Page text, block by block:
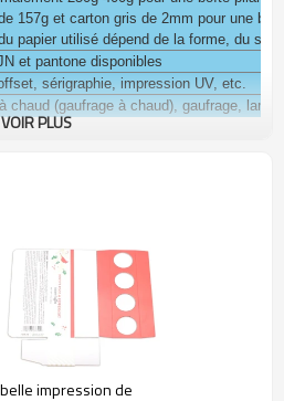
157g et carton gris de 2mm pour une
du papier utilisé dépend de la forme, du
et pantone disponibles
sérigraphie, impression UV, etc.
chaud (gaufrage à chaud), gaufrage,
UV, dépoli
cosmétique, beauté, soins de la peau,
vin, vêtements, bijoux, produits de
VOIR PLUS
belle impression de